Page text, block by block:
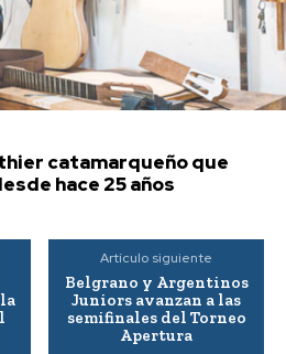
catamarqueño que
hace 25 años
Artículo siguiente
Belgrano y Argentinos
Juniors avanzan a las
semifinales del Torneo
Apertura